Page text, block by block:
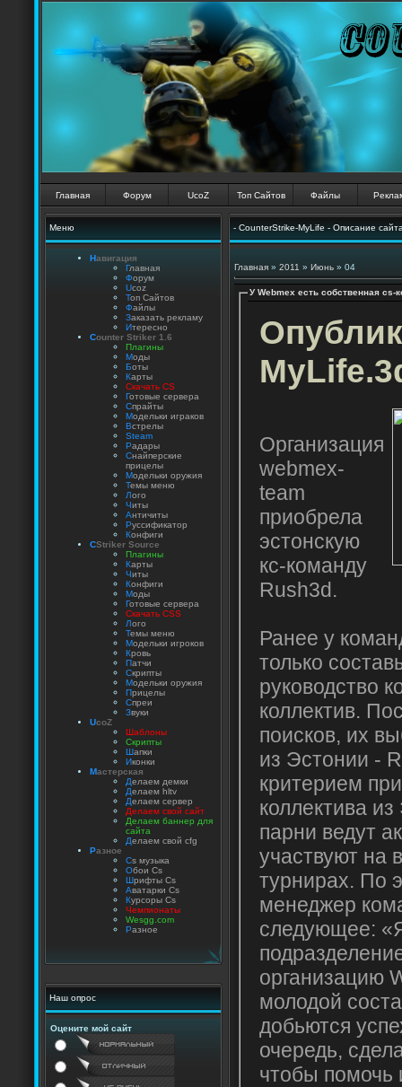
Главная Форум UcoZ Топ Сайтов Файлы
Меню
Навигация
Главная
Форум
Ucoz
Топ Сайтов
Файлы
Заказать рекламу
Итересно
Counter Striker 1.6
Плагины
Моды
Боты
Карты
Скачать CS
Готовые сервера
Спрайты
Модельки играков
Встрелы
Steam
Радары
Снайперские
прицелы
Модельки оружия
Темы меню
Лого
Читы
Античиты
Руссификатор
Конфиги
CStriker Source
Плагины
Карты
Читы
Конфиги
Моды
Готовые сервера
Скачать CSS
Лого
Темы меню
Модельки игроков
Кровь
Патчи
Скрипты
Модельки оружия
Прицелы
Спреи
Звуки
UcoZ
Шаблоны
Скрипты
Шапки
Иконки
Мастерская
Делаем демки
Делаем hltv
Делаем сервер
Делаем свой сайт
Делаем баннер для
сайта
Делаем свой cfg
Разное
Cs музыка
Обои Cs
Шрифты Cs
Аватарки Cs
Курсоры Cs
Чемпионаты
Wesgg.com
Разное
Наш опрос
Оцените мой сайт
- CounterStrike-MyLife - Описание
Главная » 2011 » Июнь » 04
У Webmex есть собственная cs-
Организация
webmex-
team
приобрела
эстонскую
кс-команду
Rush3d.
Ранее у
только
руководство
коллектив.
поисков, их
из Эстонии -
критерием
коллектива
парни ведут
участвуют на
турнирах. По
менеджер
следующее:
организацию
молодой
добьются
очередь,
чтобы помочь